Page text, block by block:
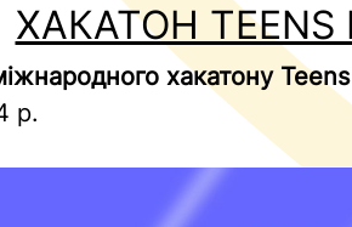
ХАКАТОН TEENS
хакатону
р.